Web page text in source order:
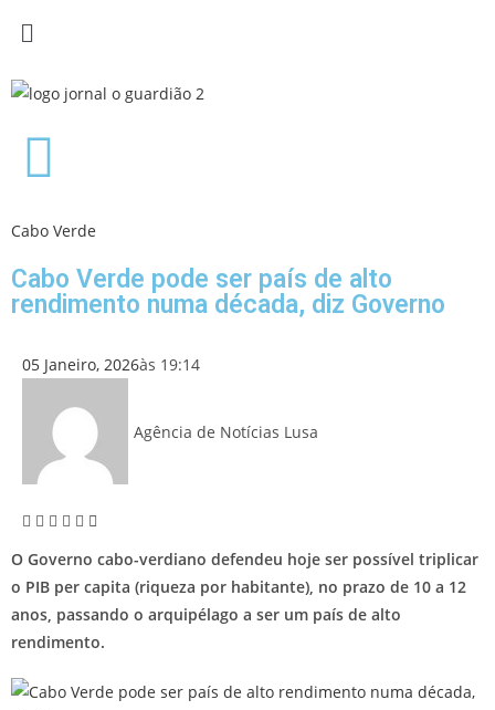
Cabo Verde
Cabo Verde pode ser país de alto
rendimento numa década, diz Governo
05 Janeiro, 2026às 19:14
Agência de Notícias Lusa
O Governo cabo-verdiano defendeu hoje ser possível triplicar
o PIB per capita (riqueza por habitante), no prazo de 10 a 12
anos, passando o arquipélago a ser um país de alto
rendimento.